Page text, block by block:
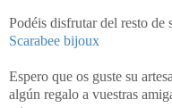
Podéis disfrutar del resto de
Scarabee bijoux
Espero que os guste su
algún regalo a vuestras